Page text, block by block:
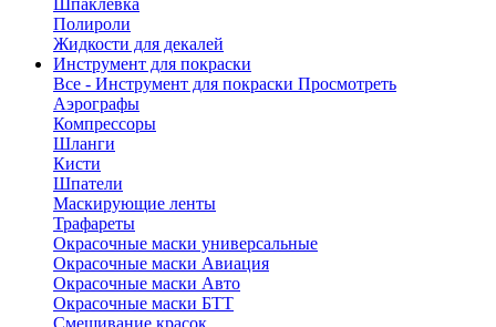
Шпаклевка
Полироли
Жидкости для декалей
Инструмент для покраски
Все - Инструмент для покраски Просмотреть
Аэрографы
Компрессоры
Шланги
Кисти
Шпатели
Маскирующие ленты
Трафареты
Окрасочные маски универсальные
Окрасочные маски Авиация
Окрасочные маски Авто
Окрасочные маски БТТ
Смешивание красок